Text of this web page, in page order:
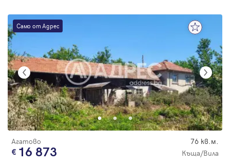
Само от Адрес
Агатово 76 кв.м.
16 873 Къща/Вила